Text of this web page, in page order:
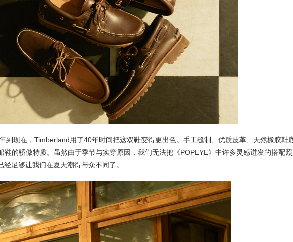
到现在，Timberland用了40年时间把这双鞋变得更出色。手工缝制、优质皮革、天然橡胶鞋
鞋的骄傲特质。虽然由于季节与实穿原因，我们无法把《POPEYE》中许多灵感迸发的搭配
足够让我们在夏天潮得与众不同了。